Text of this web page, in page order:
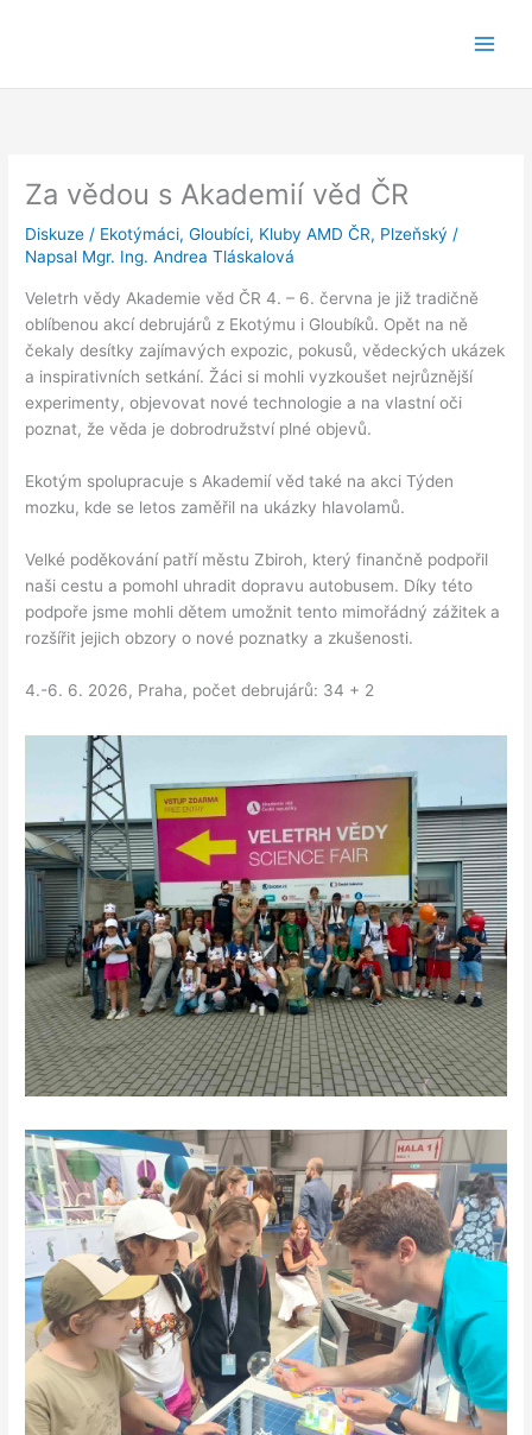
Za vědou s Akademií věd ČR
Diskuze / Ekotýmáci,Gloubíci, Kluby AMD ČR, Plzeňský /
Napsal Mgr. Ing. Andrea Tláskalová
Veletrh vědy Akademie věd ČR 4. – 6. června je již tradičně
oblíbenou akcí debrujárů z Ekotýmu i Gloubíků. Opět na ně
čekaly desítky zajímavých expozic, pokusů, vědeckých ukázek
a inspirativních setkání. Žáci si mohli vyzkoušet nejrůznější
experimenty, objevovat nové technologie a na vlastní oči
poznat, že věda je dobrodružství plné objevů.
Ekotým spolupracuje s Akademií věd také na akci Týden
mozku, kde se letos zaměřil na ukázky hlavolamů.
Velké poděkování patří městu Zbiroh, který finančně podpořil
naši cestu a pomohl uhradit dopravu autobusem. Díky této
podpoře jsme mohli dětem umožnit tento mimořádný zážitek a
rozšířit jejich obzory o nové poznatky a zkušenosti.
4.-6. 6. 2026, Praha, počet debrujárů: 34 + 2